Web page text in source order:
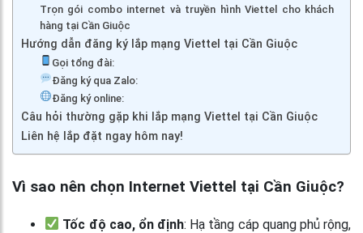
Trọn gói combo internet và truyền hình Viettel cho khách
hàng tại Cần Giuộc
Hướng dẫn đăng ký lắp mạng Viettel tại Cần Giuộc
Gọi tổng đài:
Đăng ký qua Zalo:
Đăng ký online:
Câu hỏi thường gặp khi lắp mạng Viettel tại Cần Giuộc
Liên hệ lắp đặt ngay hôm nay!
Vì sao nên chọn Internet Viettel tại Cần Giuộc?
Tốc độ cao, ổn định: Hạ tầng cáp quang phủ rộng,